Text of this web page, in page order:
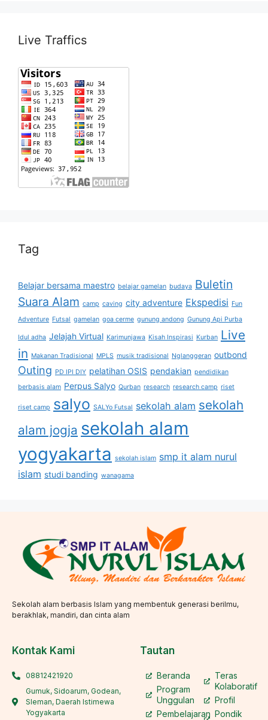
Live Traffics
Tag
Belajar bersama maestro belajar gamelan budaya Buletin
Suara Alam camp caving city adventure Ekspedisi Fun
Adventure Futsal gamelan goa cerme gunung andong Gunung Api Purba
Idul adha Jelajah Virtual Karimunjawa Kisah Inspirasi Kurban Live
in Makanan Tradisional MPLS musik tradisional Nglanggeran outbond
Outing PD IPI DIY pelatihan OSIS pendakian pendidikan
berbasis alam Perpus Salyo Qurban research research camp riset
riset camp salyo SALYo Futsal sekolah alam sekolah
alam jogja sekolah alam
yogyakarta sekolah islam smp it alam nurul
islam studi banding wanagama
Sekolah alam berbasis Islam yang membentuk generasi berilmu,
berakhlak, mandiri, dan cinta alam
Kontak Kami
08812421920
Gumuk, Sidoarum, Godean,
Sleman, Daerah Istimewa
Yogyakarta
Tautan
Beranda
Program
Unggulan
Pembelajaran
Teras
Kolaboratif
Profil
Pondik